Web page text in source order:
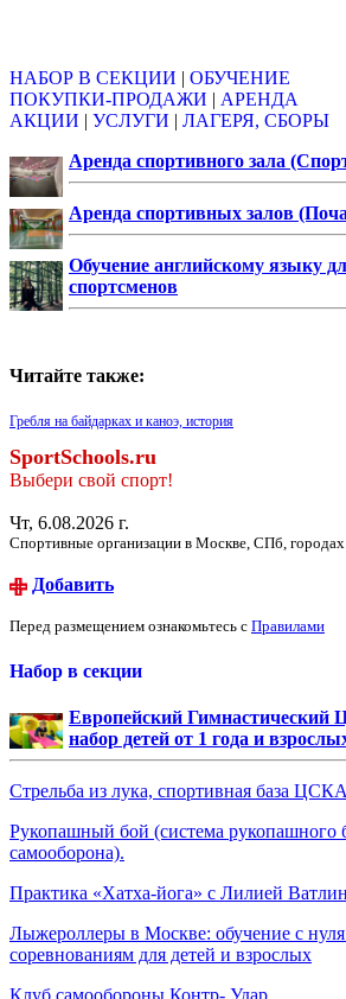
НАБОР В СЕКЦИИ | ОБУЧЕНИЕ
ПОКУПКИ-ПРОДАЖИ | АРЕНДА
АКЦИИ | УСЛУГИ | ЛАГЕРЯ, СБОРЫ
Аренда спортивного зала
Аренда спортивных залов
Обучение английскому языку
спортсменов
Читайте также:
Гребля на байдарках и каноэ, история
SportSchools.ru
Выбери свой спорт!
Чт, 6.08.2026 г.
Спортивные организации в Москве, СПб, городах
Добавить
Перед размещением ознакомьтесь с Правилами
Набор в секции
Европейский Гимнастический
набор детей от 1 года и
Стрельба из лука, спортивная база
Рукопашный бой (система рукопашного
самооборона).
Практика «Хатха-йога» с Лилией
Лыжероллеры в Москве: обучение с
соревнованиям для детей и взрослых